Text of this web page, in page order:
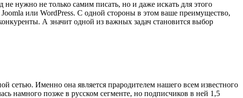
нужно не только самим писать, но и даже искать для этого
или WordPress. С одной стороны в этом ваше преимущество,
А значит одной из важных задач становится выбор
Именно она является прародителем нашего всем известного
намного позже в русском сегменте, но подписчиков в ней 1,5